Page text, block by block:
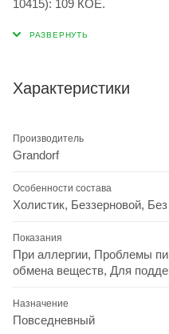
10415): 109 КОЕ.
Характеристики
Производитель
Grandorf
Особенности состава
Холистик, Беззерновой,
Показания
При аллергии, Проблемы
обмена веществ, Для
Назначение
Повседневный